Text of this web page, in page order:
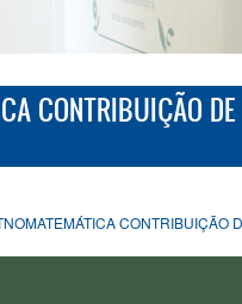
CONTRIBUIÇÃO
CONTRIBUIÇÃO